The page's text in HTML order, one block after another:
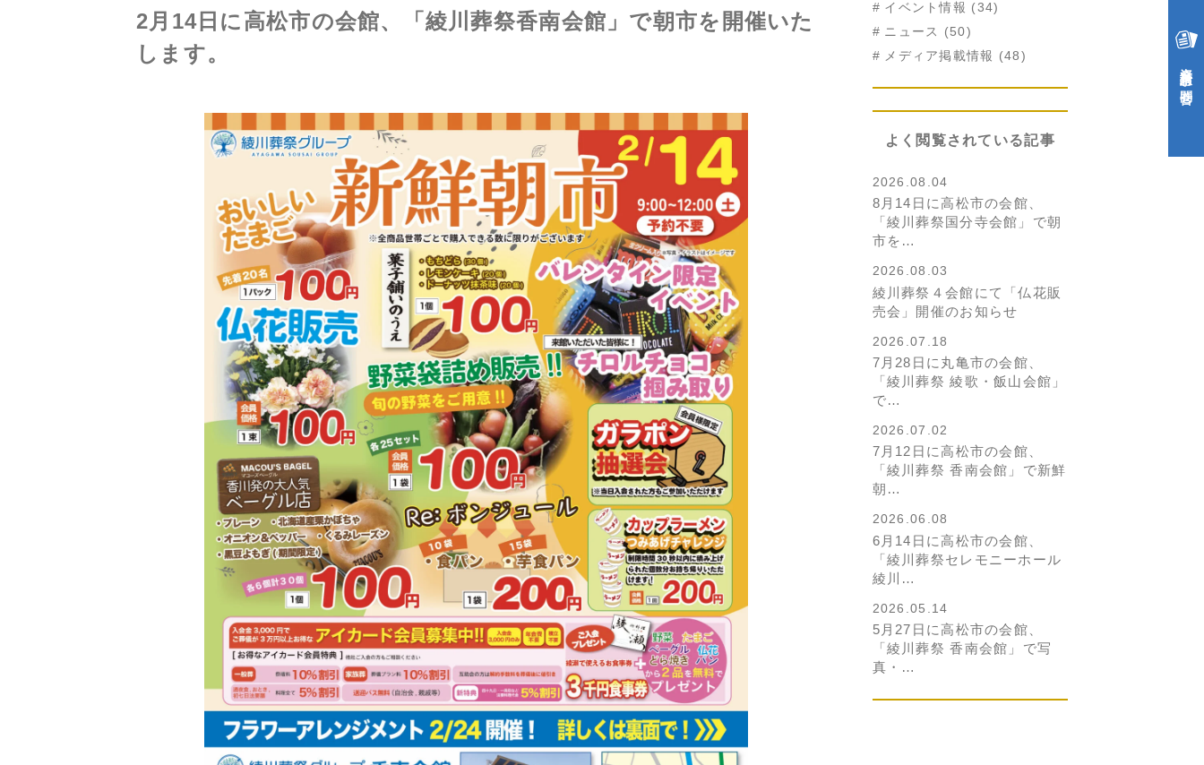
資料請求・お問合せ
2月14日に高松市の会館、「綾川葬祭香南会館」で朝市を開催いた
します。
イベント情報 (34)
ニュース (50)
メディア掲載情報 (48)
よく閲覧されている記事
2026.08.04
8月14日に高松市の会館、
「綾川葬祭国分寺会館」で朝
市を…
2026.08.03
綾川葬祭４会館にて「仏花販
売会」開催のお知らせ
2026.07.18
7月28日に丸亀市の会館、
「綾川葬祭 綾歌・飯山会館」
で…
2026.07.02
7月12日に高松市の会館、
「綾川葬祭 香南会館」で新鮮
朝…
2026.06.08
6月14日に高松市の会館、
「綾川葬祭セレモニーホール
綾川…
2026.05.14
5月27日に高松市の会館、
「綾川葬祭 香南会館」で写
真・…